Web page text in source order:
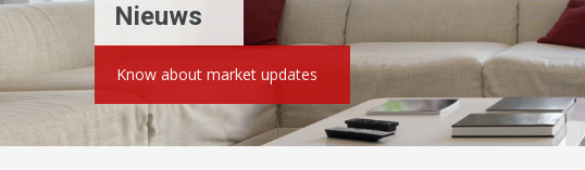
Nieuws
Know about market updates